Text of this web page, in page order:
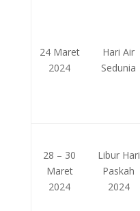
24 Maret
2024
Hari Air
Sedunia
28 – 30
Maret
2024
Libur Hari
Paskah
2024